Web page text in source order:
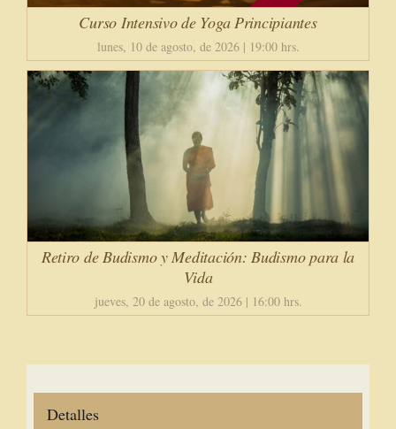
Curso Intensivo de Yoga Principiantes
lunes, 10 de agosto, de 2026 | 19:00 hrs.
Retiro de Budismo y Meditación: Budismo para la
Vida
jueves, 20 de agosto, de 2026 | 16:00 hrs.
Detalles